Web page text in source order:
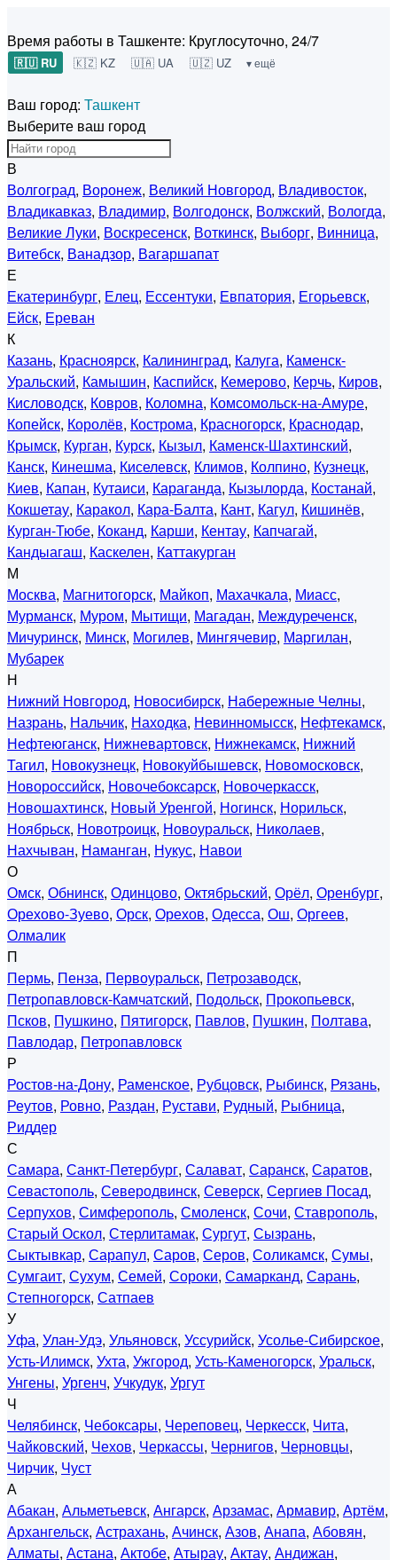
Время работы в Ташкенте: Круглосуточно, 24/7
🇷🇺 RU 🇰🇿 KZ 🇺🇦 UA 🇺🇿 UZ ▾ ещё
Ваш город: Ташкент
Выберите ваш город
В
Волгоград, Воронеж, Великий Новгород, Владивосток,
Владикавказ, Владимир, Волгодонск, Волжский, Вологда,
Великие Луки, Воскресенск, Воткинск, Выборг, Винница,
Витебск, Ванадзор, Вагаршапат
Е
Екатеринбург, Елец, Ессентуки, Евпатория, Егорьевск,
Ейск, Ереван
К
Казань, Красноярск, Калининград, Калуга, Каменск-
Уральский, Камышин, Каспийск, Кемерово, Керчь, Киров,
Кисловодск, Ковров, Коломна, Комсомольск-на-Амуре,
Копейск, Королёв, Кострома, Красногорск, Краснодар,
Крымск, Курган, Курск, Кызыл, Каменск-Шахтинский,
Канск, Кинешма, Киселевск, Климов, Колпино, Кузнецк,
Киев, Капан, Кутаиси, Караганда, Кызылорда, Костанай,
Кокшетау, Каракол, Кара-Балта, Кант, Кагул, Кишинёв,
Курган-Тюбе, Коканд, Карши, Кентау, Капчагай,
Кандыагаш, Каскелен, Каттакурган
М
Москва, Магнитогорск, Майкоп, Махачкала, Миасс,
Мурманск, Муром, Мытищи, Магадан, Междуреченск,
Мичуринск, Минск, Могилев, Мингячевир, Маргилан,
Мубарек
Н
Нижний Новгород, Новосибирск, Набережные Челны,
Назрань, Нальчик, Находка, Невинномысск, Нефтекамск,
Нефтеюганск, Нижневартовск, Нижнекамск, Нижний
Тагил, Новокузнецк, Новокуйбышевск, Новомосковск,
Новороссийск, Новочебоксарск, Новочеркасск,
Новошахтинск, Новый Уренгой, Ногинск, Норильск,
Ноябрьск, Новотроицк, Новоуральск, Николаев,
Нахчыван, Наманган, Нукус, Навои
О
Омск, Обнинск, Одинцово, Октябрьский, Орёл, Оренбург,
Орехово-Зуево, Орск, Орехов, Одесса, Ош, Оргеев,
Олмалик
П
Пермь, Пенза, Первоуральск, Петрозаводск,
Петропавловск-Камчатский, Подольск, Прокопьевск,
Псков, Пушкино, Пятигорск, Павлов, Пушкин, Полтава,
Павлодар, Петропавловск
Р
Ростов-на-Дону, Раменское, Рубцовск, Рыбинск, Рязань,
Реутов, Ровно, Раздан, Рустави, Рудный, Рыбница,
Риддер
С
Самара, Санкт-Петербург, Салават, Саранск, Саратов,
Севастополь, Северодвинск, Северск, Сергиев Посад,
Серпухов, Симферополь, Смоленск, Сочи, Ставрополь,
Старый Оскол, Стерлитамак, Сургут, Сызрань,
Сыктывкар, Сарапул, Саров, Серов, Соликамск, Сумы,
Сумгаит, Сухум, Семей, Сороки, Самарканд, Сарань,
Степногорск, Сатпаев
У
Уфа, Улан-Удэ, Ульяновск, Уссурийск, Усолье-Сибирское,
Усть-Илимск, Ухта, Ужгород, Усть-Каменогорск, Уральск,
Унгены, Ургенч, Учкудук, Ургут
Ч
Челябинск, Чебоксары, Череповец, Черкесск, Чита,
Чайковский, Чехов, Черкассы, Чернигов, Черновцы,
Чирчик, Чуст
А
Абакан, Альметьевск, Ангарск, Арзамас, Армавир, Артём,
Архангельск, Астрахань, Ачинск, Азов, Анапа, Абовян,
Алматы, Астана, Актобе, Атырау, Актау, Андижан,